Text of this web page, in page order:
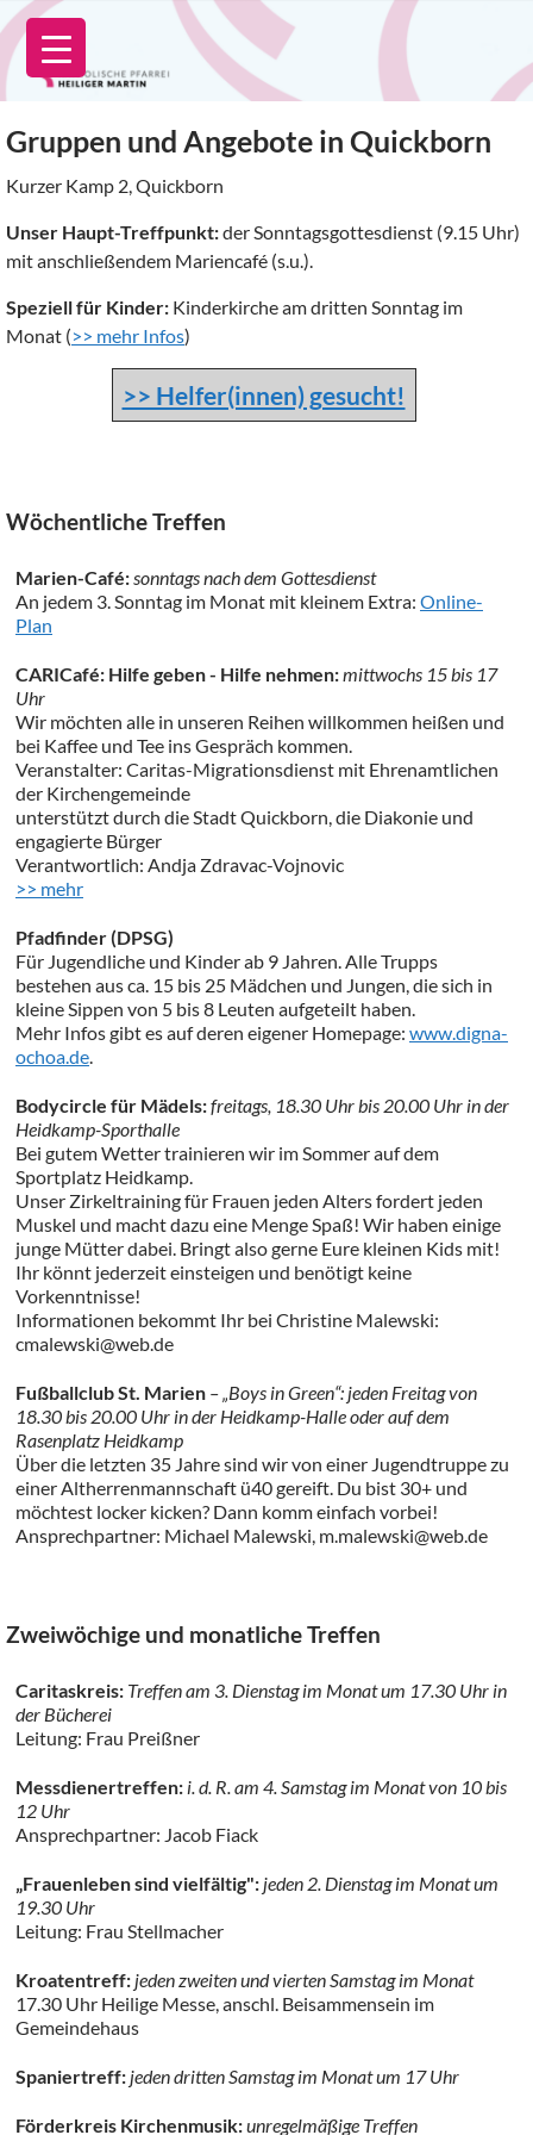
Zum
Inhalt
springen
Gruppen und Angebote in Quickborn
Kurzer Kamp 2, Quickborn
Unser Haupt-Treffpunkt:der Sonntagsgottesdienst (9.15 Uhr)
mit anschließendem Mariencafé (s.u.).
Speziell für Kinder: Kinderkirche am dritten Sonntag im
Monat (>> mehr Infos)
>> Helfer(innen) gesucht!
Wöchentliche Treffen
Marien-Café:sonntags nach dem Gottesdienst
An jedem 3. Sonntag im Monat mit kleinem Extra: Online-
Plan
CARICafé: Hilfe geben - Hilfe nehmen:mittwochs 15 bis 17
Uhr
Wir möchten alle in unseren Reihen willkommen heißen und
bei Kaffee und Tee ins Gespräch kommen.
Veranstalter: Caritas-Migrationsdienst mit Ehrenamtlichen
der Kirchengemeinde
unterstützt durch die Stadt Quickborn, die Diakonie und
engagierte Bürger
Verantwortlich: Andja Zdravac-Vojnovic
>> mehr
Pfadfinder (DPSG)
Für Jugendliche und Kinder ab 9 Jahren. Alle Trupps
bestehen aus ca. 15 bis 25 Mädchen und Jungen, die sich in
kleine Sippen von 5 bis 8 Leuten aufgeteilt haben.
Mehr Infos gibt es auf deren eigener Homepage: www.digna-
ochoa.de.
Bodycircle für Mädels:freitags, 18.30 Uhr bis 20.00 Uhr in der
Heidkamp-Sporthalle
Bei gutem Wetter trainieren wir im Sommer auf dem
Sportplatz Heidkamp.
Unser Zirkeltraining für Frauen jeden Alters fordert jeden
Muskel und macht dazu eine Menge Spaß! Wir haben einige
junge Mütter dabei. Bringt also gerne Eure kleinen Kids mit!
Ihr könnt jederzeit einsteigen und benötigt keine
Vorkenntnisse!
Informationen bekommt Ihr bei Christine Malewski:
cmalewski@web.de
Fußballclub St. Marien – „Boys in Green“: jeden Freitag von
18.30 bis 20.00 Uhr in der Heidkamp-Halle oder auf dem
Rasenplatz Heidkamp
Über die letzten 35 Jahre sind wir von einer Jugendtruppe zu
einer Altherrenmannschaft ü40 gereift. Du bist 30+ und
möchtest locker kicken? Dann komm einfach vorbei!
Ansprechpartner: Michael Malewski, m.malewski@web.de
Zweiwöchige und monatliche Treffen
Caritaskreis: Treffen am 3. Dienstag im Monat um 17.30 Uhr in
der Bücherei
Leitung: Frau Preißner
Messdienertreffen: i. d. R. am 4. Samstag im Monat von 10 bis
12 Uhr
Ansprechpartner: Jacob Fiack
„Frauenleben sind vielfältig": jeden 2. Dienstag im Monat um
19.30 Uhr
Leitung: Frau Stellmacher
Kroatentreff: jeden zweiten und vierten Samstag im Monat
17.30 Uhr Heilige Messe, anschl. Beisammensein im
Gemeindehaus
Spaniertreff: jeden dritten Samstag im Monat um 17 Uhr
Förderkreis Kirchenmusik:unregelmäßige Treffen